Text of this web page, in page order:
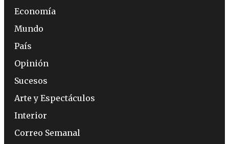
Economía
Mundo
País
Opinión
Sucesos
Arte y Espectáculos
Interior
Correo Semanal